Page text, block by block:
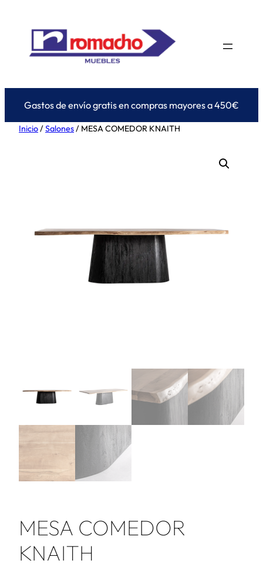
contenido
Gastos de envío gratis en compras mayores a 450€
Inicio/Salones/ MESA COMEDOR KNAITH
MESA COMEDOR
KNAITH